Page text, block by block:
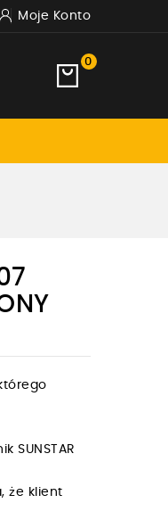
Moje Konto
0
SUNSTAR
że klient